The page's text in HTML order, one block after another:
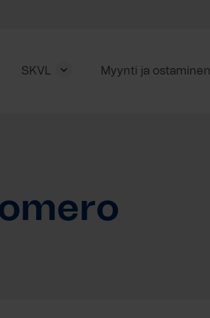
SKVL Myynti ja ostaminen